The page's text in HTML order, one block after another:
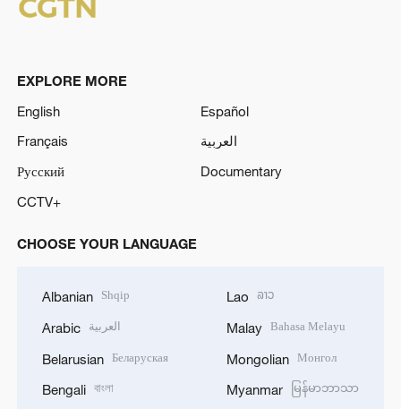
EXPLORE MORE
English
Español
Français
العربية
Русский
Documentary
CCTV+
CHOOSE YOUR LANGUAGE
Albanian Shqip
Arabic العربية
Belarusian Беларуская
Bengali বাংলা
Lao ລາວ
Malay Bahasa Melayu
Mongolian Монгол
Myanmar မြန်မာဘာသာ